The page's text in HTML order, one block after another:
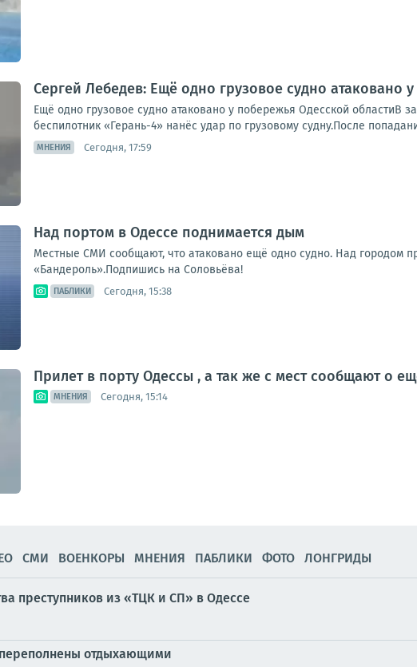
Сергей Лебедев: Ещё одно грузовое судно атаковано
Ещё одно грузовое судно атаковано у побережья Одесской областиВ
беспилотник «Герань-4» нанёс удар по грузовому судну.После
МНЕНИЯ Сегодня, 17:59
Над портом в Одессе поднимается дым
Местные СМИ сообщают, что атаковано ещё одно судно. Над городом
«Бандероль».Подпишись на Соловьёва!
ПАБЛИКИ Сегодня, 15:38
Прилет в порту Одессы , а так же с мест сообщают о
МНЕНИЯ Сегодня, 15:14
СМИ ВОЕНКОРЫ МНЕНИЯ ПАБЛИКИ ФОТО ЛОНГРИДЫ
преступников из «ТЦК и СП» в Одессе
отдыхающими